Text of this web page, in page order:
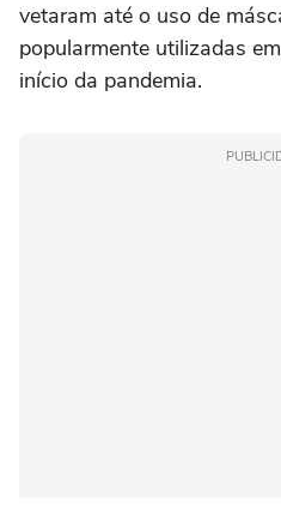
vetaram até o uso de
popularmente utilizadas
início da pandemia.